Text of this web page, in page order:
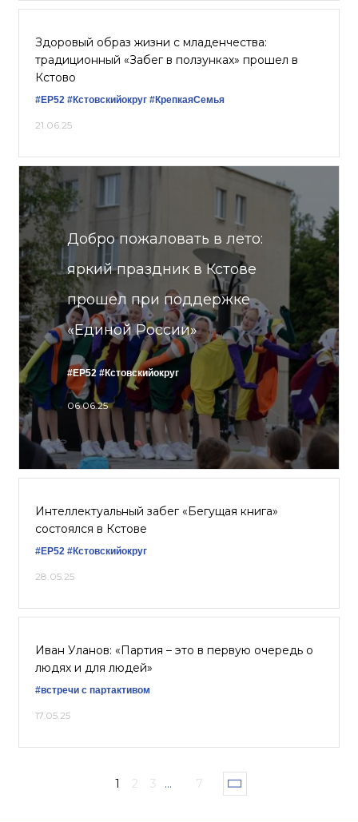
Здоровый образ жизни с младенчества:
традиционный «Забег в ползунках» прошел в
Кстово
#ЕР52 #Кстовскийокруг #КрепкаяСемья
21.06.25
Добро пожаловать в лето:
яркий праздник в Кстове
прошел при поддержке
«Единой России»
#ЕР52 #Кстовскийокруг
06.06.25
Интеллектуальный забег «Бегущая книга»
состоялся в Кстове
#ЕР52 #Кстовскийокруг
28.05.25
Иван Уланов: «Партия – это в первую очередь о
людях и для людей»
#встречи с партактивом
17.05.25
1 2 3 ... 7